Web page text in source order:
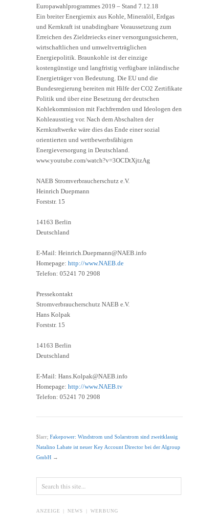
Europawahlprogrammes 2019 – Stand 7.12.18
Ein breiter Energiemix aus Kohle, Mineralöl, Erdgas
und Kernkraft ist unabdingbare Voraussetzung zum
Erreichen des Zieldreiecks einer versorgungssicheren,
wirtschaftlichen und umweltverträglichen
Energiepolitik. Braunkohle ist der einzige
kostengünstige und langfristig verfügbare inländische
Energieträger von Bedeutung. Die EU und die
Bundesregierung bereiten mit Hilfe der CO2 Zertifikate
Politik und über eine Besetzung der deutschen
Kohlekommission mit Fachfremden und Ideologen den
Kohleausstieg vor. Nach dem Abschalten der
Kernkraftwerke wäre dies das Ende einer sozial
orientierten und wettbewerbsfähigen
Energieversorgung in Deutschland.
www.youtube.com/watch?v=3OCDtXjtzAg
NAEB Stromverbraucherschutz e.V.
Heinrich Duepmann
Forststr. 15
14163 Berlin
Deutschland
E-Mail: Heinrich.Duepmann@NAEB.info
Homepage: http://www.NAEB.de
Telefon: 05241 70 2908
Pressekontakt
Stromverbraucherschutz NAEB e.V.
Hans Kolpak
Forststr. 15
14163 Berlin
Deutschland
E-Mail: Hans.Kolpak@NAEB.info
Homepage: http://www.NAEB.tv
Telefon: 05241 70 2908
$larr; Fakepower: Windstrom und Solarstrom sind zweitklassig
Natalino Labate ist neuer Key Account Director bei der Algroup
GmbH →
ANZEIGE | NEWS | WERBUNG